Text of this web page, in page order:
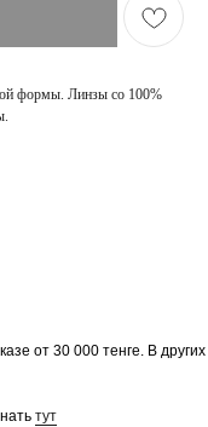
формы. Линзы со 100%
от 30 000 тенге. В других
тут